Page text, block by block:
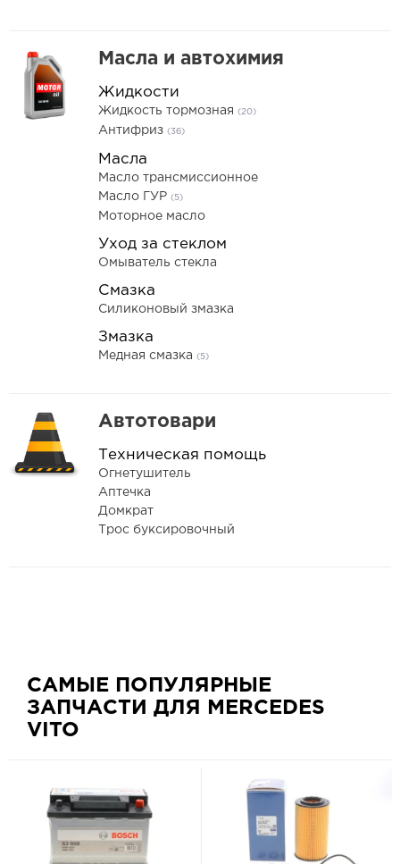
Масла и автохимия
Жидкости
Жидкость тормозная (20)
Антифриз (36)
Масла
Масло трансмиссионное
Масло ГУР (5)
Моторное масло
Уход за стеклом
Омыватель стекла
Смазка
Силиконовый змазка
Змазка
Медная смазка (5)
Автотовари
Техническая помощь
Огнетушитель
Аптечка
Домкрат
Трос буксировочный
САМЫЕ ПОПУЛЯРНЫЕ
ЗАПЧАСТИ ДЛЯ MERCEDES
VITO